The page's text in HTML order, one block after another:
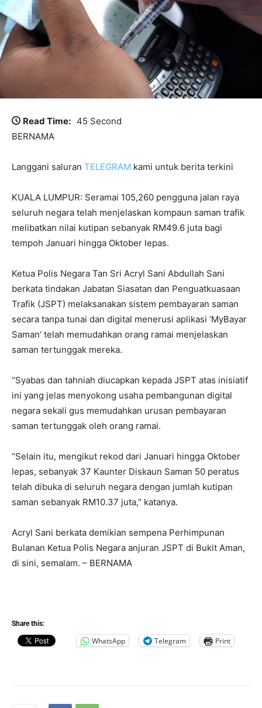
Read Time: 45 Second
BERNAMA
Langgani saluran TELEGRAM kami untuk berita terkini
KUALA LUMPUR: Seramai 105,260 pengguna jalan raya
seluruh negara telah menjelaskan kompaun saman trafik
melibatkan nilai kutipan sebanyak RM49.6 juta bagi
tempoh Januari hingga Oktober lepas.
Ketua Polis Negara Tan Sri Acryl Sani Abdullah Sani
berkata tindakan Jabatan Siasatan dan Penguatkuasaan
Trafik (JSPT) melaksanakan sistem pembayaran saman
secara tanpa tunai dan digital menerusi aplikasi ‘MyBayar
Saman’ telah memudahkan orang ramai menjelaskan
saman tertunggak mereka.
“Syabas dan tahniah diucapkan kepada JSPT atas inisiatif
ini yang jelas menyokong usaha pembangunan digital
negara sekali gus memudahkan urusan pembayaran
saman tertunggak oleh orang ramai.
“Selain itu, mengikut rekod dari Januari hingga Oktober
lepas, sebanyak 37 Kaunter Diskaun Saman 50 peratus
telah dibuka di seluruh negara dengan jumlah kutipan
saman sebanyak RM10.37 juta,” katanya.
Acryl Sani berkata demikian sempena Perhimpunan
Bulanan Ketua Polis Negara anjuran JSPT di Bukit Aman,
di sini, semalam. – BERNAMA
Share this:
WhatsApp Telegram Print